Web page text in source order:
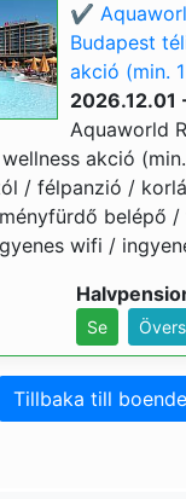
✔️
Budapest
akció (min.
2026.12.01
Aquaworld
akció
/ félpanzió /
belépő /
wifi /
Se
Tillbaka till boende